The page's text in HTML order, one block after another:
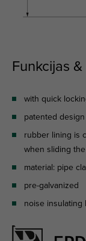
Funkcijas
with quick
patented design
rubber lining is
when sliding
material: pipe
pre-galvanized
noise insulating